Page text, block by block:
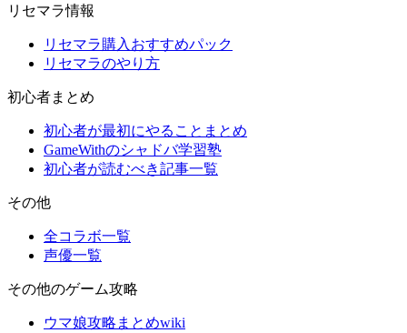
リセマラ情報
リセマラ購入おすすめパック
リセマラのやり方
初心者まとめ
初心者が最初にやることまとめ
GameWithのシャドバ学習塾
初心者が読むべき記事一覧
その他
全コラボ一覧
声優一覧
その他のゲーム攻略
ウマ娘攻略まとめwiki